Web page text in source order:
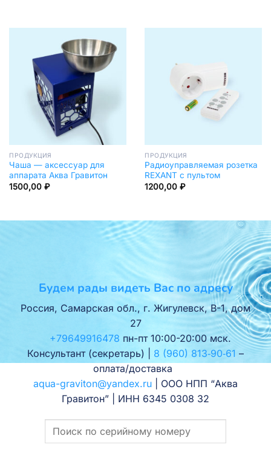
ПРОДУКЦИЯ
Чаша — аксессуар для
аппарата Аква Гравитон
1500,00 ₽
ПРОДУКЦИЯ
Радиоуправляемая розетка
REXANT c пультом
1200,00 ₽
Будем рады видеть Вас по адресу
Россия, Самарская обл., г. Жигулевск, В-1, дом
27
+79649916478 пн-пт 10:00-20:00 мск.
Консультант (секретарь) | 8 (960) 813‑90‑61 –
оплата/доставка
aqua-graviton@yandex.ru | ООО НПП “Аква
Гравитон” | ИНН 6345 0308 32